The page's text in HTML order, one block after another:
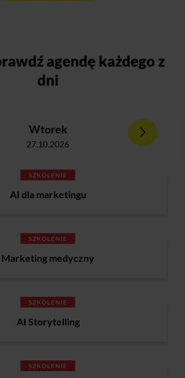
agendę każdego z
dni
Wtorek
27.10.2026
SZKOLENIE
AI dla marketingu
SZKOLENIE
Marketing medyczny
SZKOLENIE
AI Storytelling
SZKOLENIE